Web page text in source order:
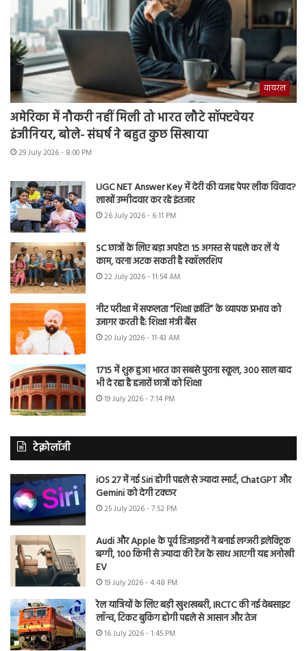
वायरल
अमेरिका में नौकरी नहीं मिली तो भारत लौटे सॉफ्टवेयर
इंजीनियर, बोले- संघर्ष ने बहुत कुछ सिखाया
29 July 2026 - 8:00 PM
UGC NET Answer Key में देरी की वजह पेपर लीक विवाद?
लाखों उम्मीदवार कर रहे इंतजार
26 July 2026 - 6:11 PM
SC छात्रों के लिए बड़ा अपडेट! 15 अगस्त से पहले कर लें ये
काम, वरना अटक सकती है स्कॉलरशिप
22 July 2026 - 11:54 AM
नीट परीक्षा में सफलता “शिक्षा क्रांति” के व्यापक प्रभाव को
उजागर करती है: शिक्षा मंत्री बैंस
20 July 2026 - 11:43 AM
1715 में शुरू हुआ भारत का सबसे पुराना स्कूल, 300 साल बाद
भी दे रहा है हजारों छात्रों को शिक्षा
19 July 2026 - 7:14 PM
टेक्नोलॉजी
iOS 27 में नई Siri होगी पहले से ज्यादा स्मार्ट, ChatGPT और
Gemini को देगी टक्कर
25 July 2026 - 7:52 PM
Audi और Apple के पूर्व डिजाइनरों ने बनाई लग्जरी इलेक्ट्रिक
बग्गी, 100 किमी से ज्यादा की रेंज के साथ आएगी यह अनोखी
EV
19 July 2026 - 4:48 PM
रेल यात्रियों के लिए बड़ी खुशखबरी, IRCTC की नई वेबसाइट
लॉन्च, टिकट बुकिंग होगी पहले से आसान और तेज
16 July 2026 - 1:45 PM